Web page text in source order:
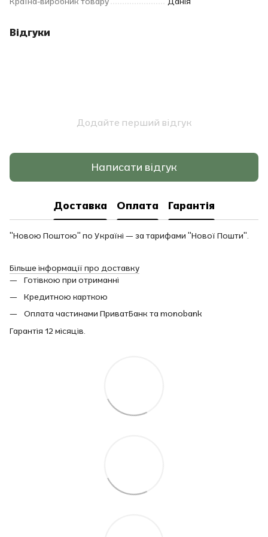
Відгуки
Додайте перший відгук
Написати відгук
Доставка Оплата Гарантія
"Новою Поштою" по Україні — за тарифами "Нової Пошти".
Більше інформації про доставку
Готівкою при отриманні
Кредитною карткою
Оплата частинами ПриватБанк та monobank
Гарантія 12 місяців.